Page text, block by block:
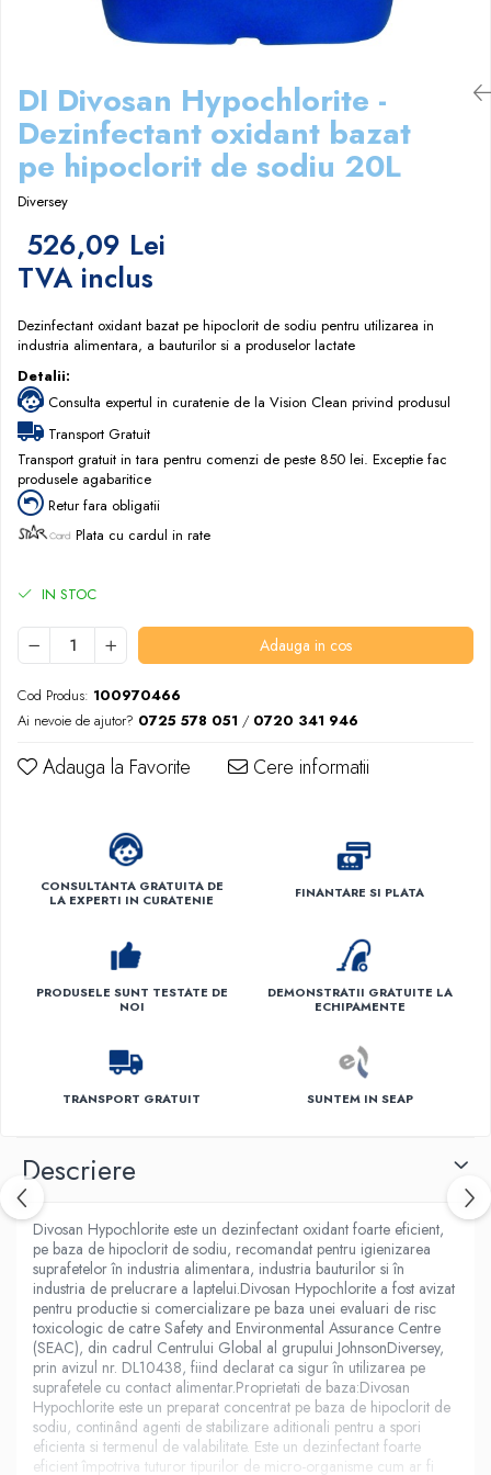
Papuci hotel
DI Divosan Hypochlorite -
Dezinfectant oxidant bazat
pe hipoclorit de sodiu 20L
Diversey
526,09 Lei
TVA inclus
Dezinfectant oxidant bazat pe hipoclorit de sodiu pentru utilizarea in
industria alimentara, a bauturilor si a produselor lactate
Detalii:
Consulta expertul in curatenie de la Vision Clean privind produsul
Transport Gratuit
Transport gratuit in tara pentru comenzi de peste 850 lei. Exceptie fac
produsele agabaritice
Retur fara obligatii
Plata cu cardul in rate
IN STOC
Adauga in cos
Cod Produs: 100970466
Ai nevoie de ajutor? 0725 578 051 / 0720 341 946
Adauga la Favorite Cere informatii
CONSULTANTA GRATUITA DE
LA EXPERTI IN CURATENIE
FINANTARE SI PLATA
PRODUSELE SUNT TESTATE DE
NOI
DEMONSTRATII GRATUITE LA
ECHIPAMENTE
TRANSPORT GRATUIT SUNTEM IN SEAP
Descriere
Divosan Hypochlorite este un dezinfectant oxidant foarte eficient,
pe baza de hipoclorit de sodiu, recomandat pentru igienizarea
suprafetelor în industria alimentara, industria bauturilor si în
industria de prelucrare a laptelui.Divosan Hypochlorite a fost avizat
pentru productie si comercializare pe baza unei evaluari de risc
toxicologic de catre Safety and Environmental Assurance Centre
(SEAC), din cadrul Centrului Global al grupului JohnsonDiversey,
prin avizul nr. DL10438, fiind declarat ca sigur în utilizarea pe
suprafetele cu contact alimentar.Proprietati de baza:Divosan
Hypochlorite este un preparat concentrat pe baza de hipoclorit de
sodiu, continând agenti de stabilizare aditionali pentru a spori
eficienta si termenul de valabilitate. Este un dezinfectant foarte
eficient împotriva tuturor tipurilor de micro-organisme cum ar fi